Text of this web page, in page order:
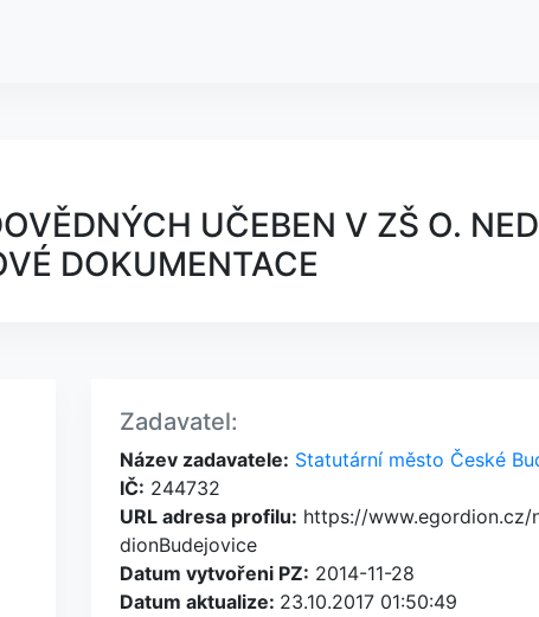
UČEBEN V ZŠ O.
DOKUMENTACE
Zadavatel:
Název zadavatele: Statutární město České
IČ: 244732
URL adresa profilu: https://www.egordion.cz/
dionBudejovice
Datum vytvořeni PZ: 2014-11-28
Datum aktualize: 23.10.2017 01:50:49